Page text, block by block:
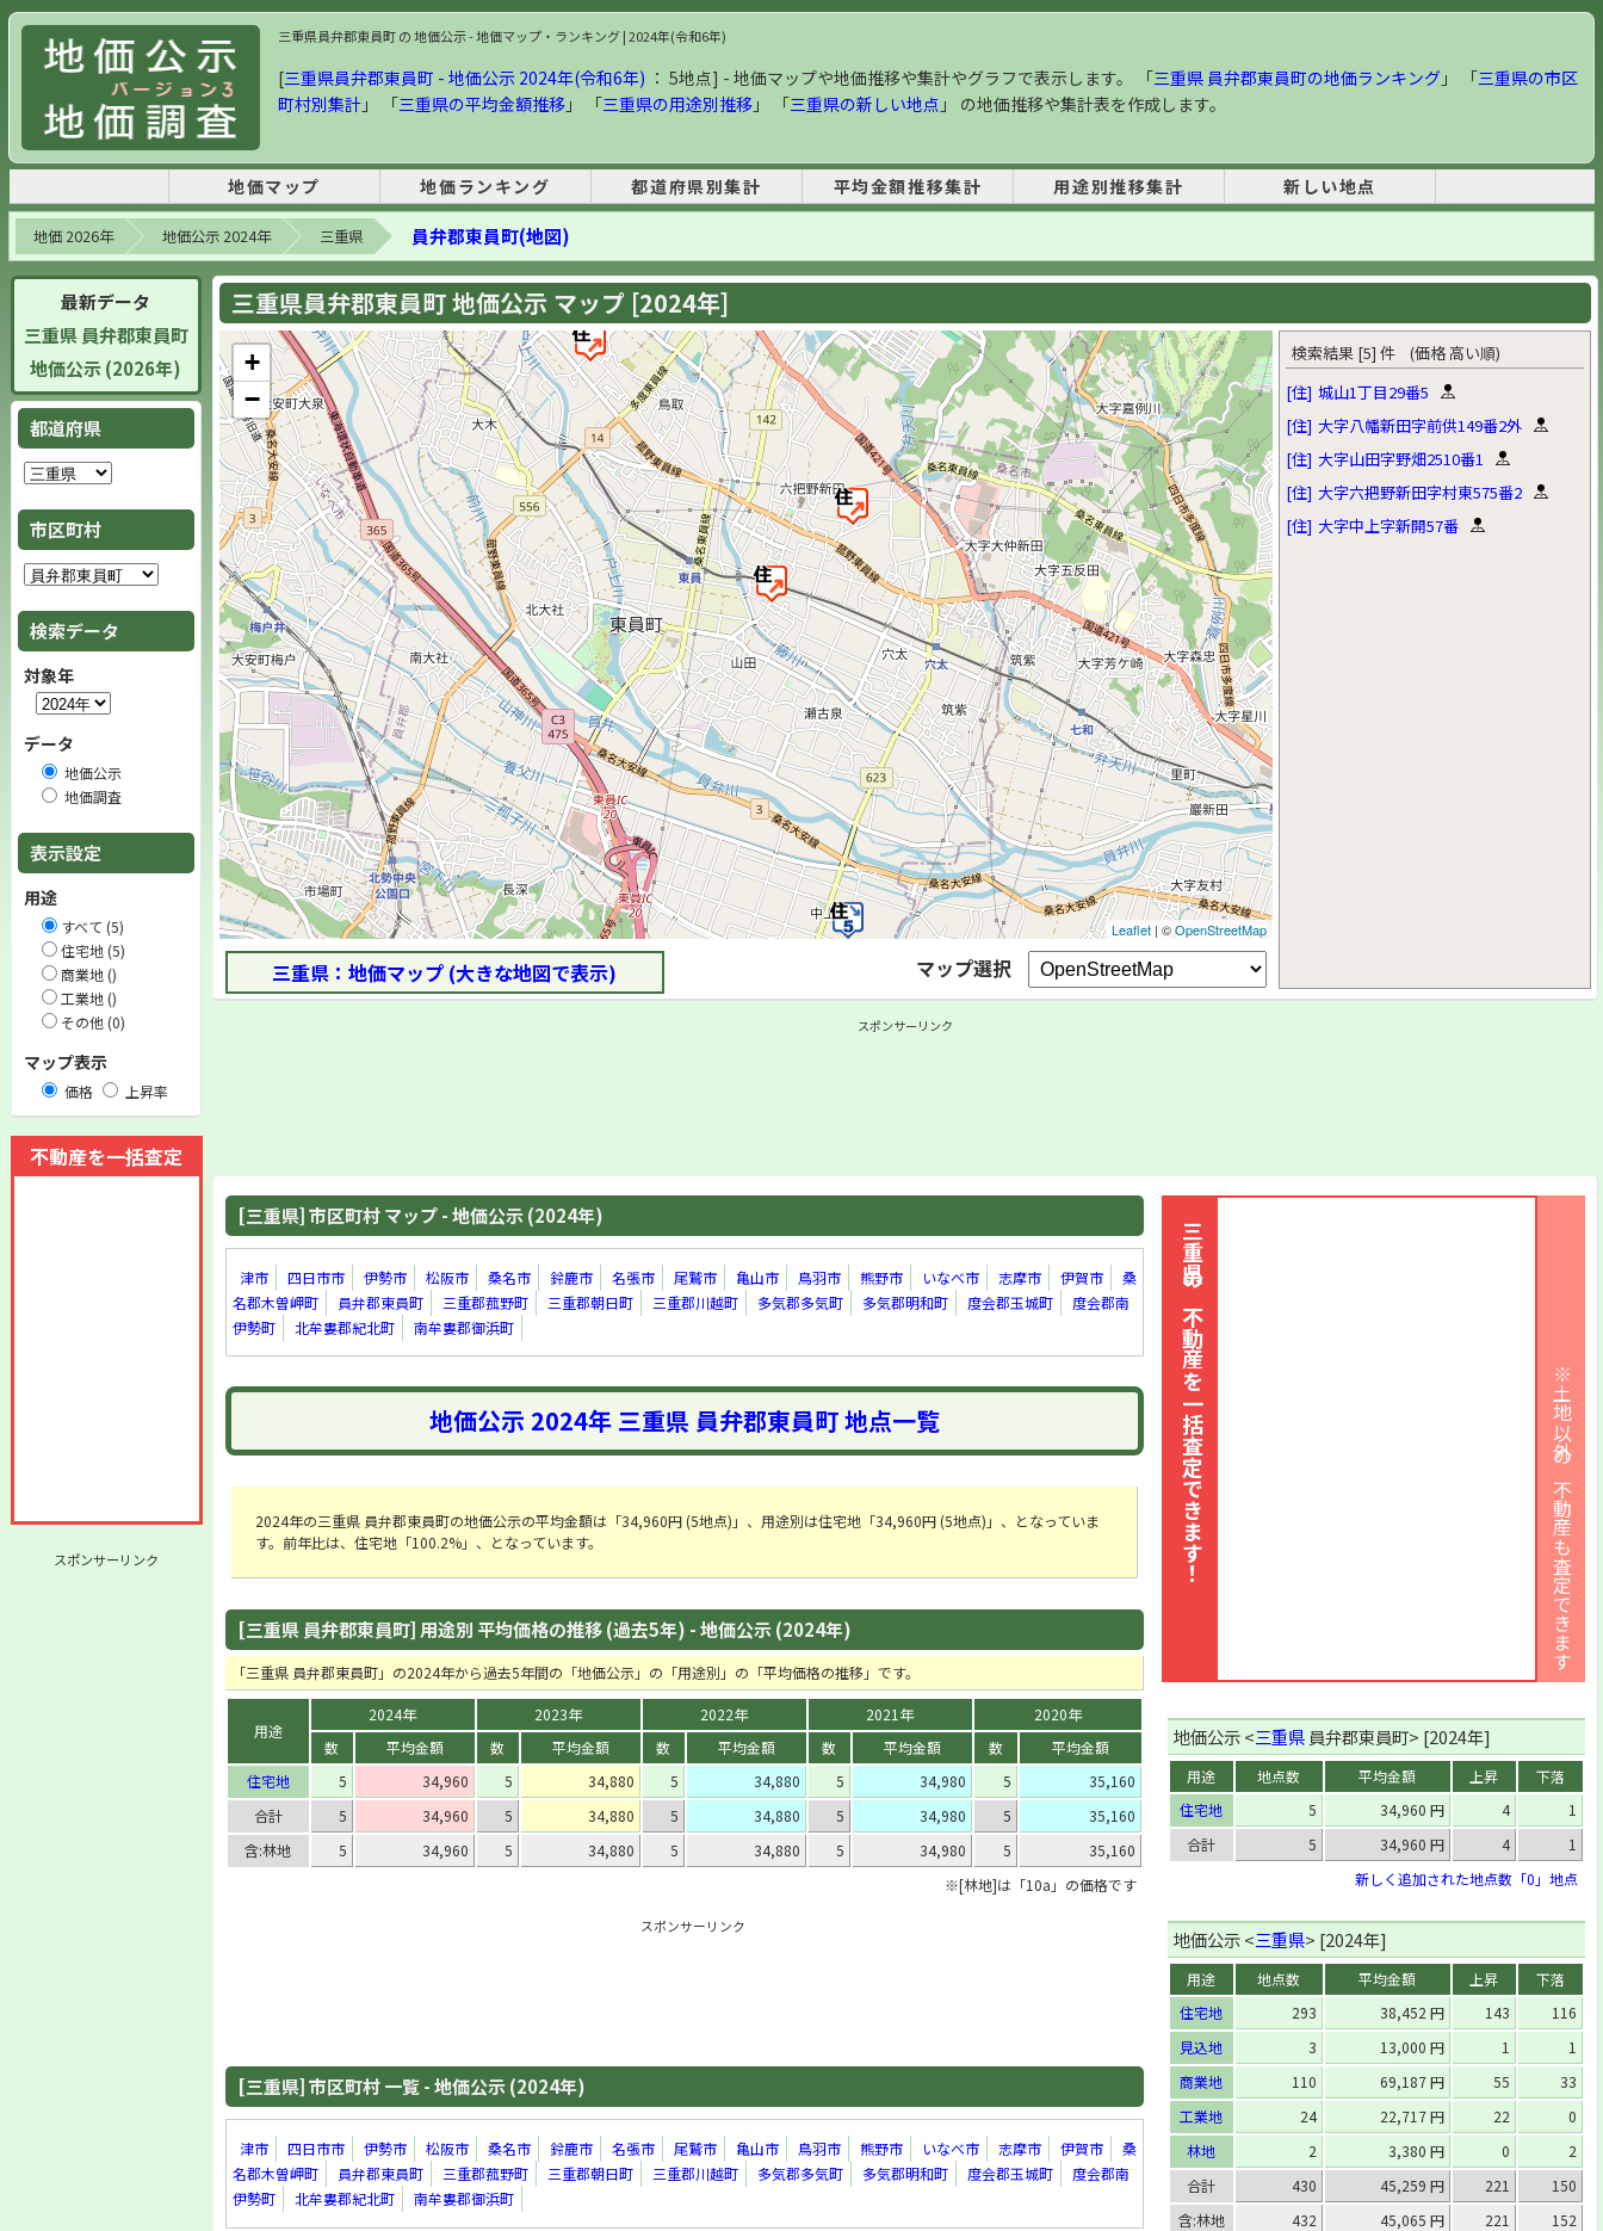
三重県員弁郡東員町 の 地価公示 - 地価マップ・ランキング | 2024年(令和6年)
[三重県員弁郡東員町 - 地価公示 2024年(令和6年) ： 5地点] - 地価マップや地価推移や集計やグラフで表示します。 「三重県 員弁郡東員町の地価ランキング」 「三重県の市区
町村別集計」 「三重県の平均金額推移」 「三重県の用途別推移」 「三重県の新しい地点 」 の地価推移や集計表を作成します。
地価マップ 地価ランキング 都道府県別集計 平均金額推移集計 用途別推移集計 新しい地点
地価 2026年 地価公示 2024年 三重県 員弁郡東員町(地図)
最新データ
三重県 員弁郡東員町
地価公示 (2026年)
都道府県
市区町村
検索データ
対象年
データ
地価公示
地価調査
表示設定
用途
すべて (5)
住宅地 (5)
商業地 ()
工業地 ()
その他 (0)
マップ表示
価格 上昇率
不動産を一括査定
スポンサーリンク
三重県員弁郡東員町 地価公示 マップ [2024年]
+
−
Leaflet| ©OpenStreetMap
三重県：地価マップ (大きな地図で表示) マップ選択
検索結果 [5] 件 (価格 高い順)
[住] 城山1丁目29番5
[住] 大字八幡新田字前供149番2外
[住] 大字山田字野畑2510番1
[住] 大字六把野新田字村東575番2
[住] 大字中上字新開57番
スポンサーリンク
[三重県] 市区町村 マップ - 地価公示 (2024年)
津市 四日市市 伊勢市 松阪市 桑名市 鈴鹿市 名張市 尾鷲市 亀山市 鳥羽市 熊野市 いなべ市 志摩市 伊賀市
桑
名郡木曽岬町
員弁郡東員町 三重郡菰野町 三重郡朝日町 三重郡川越町 多気郡多気町 多気郡明和町 度会郡玉城町
度会郡南
伊勢町
北牟婁郡紀北町 南牟婁郡御浜町
地価公示 2024年 三重県 員弁郡東員町 地点一覧
2024年の三重県 員弁郡東員町の地価公示の平均金額は「34,960円 (5地点)」、用途別は住宅地「34,960円 (5地点)」、となっていま
す。前年比は、住宅地「100.2%」、となっています。
[三重県 員弁郡東員町] 用途別 平均価格の推移 (過去5年) - 地価公示 (2024年)
「三重県 員弁郡東員町」の2024年から過去5年間の「地価公示」の「用途別」の「平均価格の推移」です。
用途
2024年 2023年 2022年 2021年
2020年
数
平均金額 数 平均金額 数 平均金額 数 平均金額 数
平均金額
住宅地
5 34,960 5 34,880 5 34,880 5 34,980 5
35,160
合計
5 34,960 5 34,880 5 34,880 5 34,980 5
35,160
含:林地
5 34,960 5 34,880 5 34,880 5 34,980 5
35,160
※[林地]は「10a」の価格です
スポンサーリンク
[三重県] 市区町村 一覧 - 地価公示 (2024年)
津市 四日市市 伊勢市 松阪市 桑名市 鈴鹿市 名張市 尾鷲市 亀山市 鳥羽市 熊野市 いなべ市 志摩市 伊賀市
桑
名郡木曽岬町
員弁郡東員町 三重郡菰野町 三重郡朝日町 三重郡川越町 多気郡多気町 多気郡明和町 度会郡玉城町
度会郡南
伊勢町
北牟婁郡紀北町 南牟婁郡御浜町
三重県の不動産を一括査定できます！ ※土地以外の不動産も査定できます
地価公示 <三重県員弁郡東員町> [2024年]
用途 地点数 平均金額 上昇
下落
住宅地
5 34,960 円 4
1
合計
5 34,960 円 4
1
新しく追加された地点数「0」地点
地価公示 <三重県> [2024年]
用途 地点数 平均金額 上昇
下落
住宅地
293 38,452 円 143
116
見込地
3 13,000 円 1
1
商業地
110 69,187 円 55
33
工業地
24 22,717 円 22
0
林地
2 3,380 円 0
2
合計
430 45,259 円 221
150
含:林地
432 45,065 円 221
152